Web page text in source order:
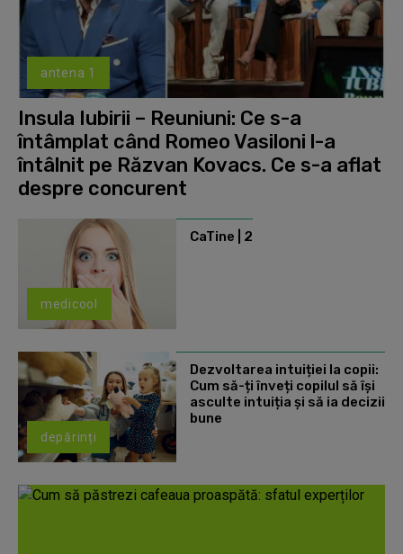
antena 1
Insula Iubirii – Reuniuni: Ce s-a
întâmplat când Romeo Vasiloni l-a
întâlnit pe Răzvan Kovacs. Ce s-a aflat
despre concurent
medicool
CaTine | 2
depărinți
Dezvoltarea intuiției la copii:
Cum să-ți înveți copilul să își
asculte intuiția și să ia decizii
bune